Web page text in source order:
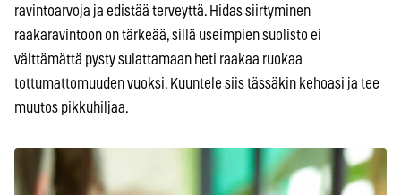
ravintoarvoja ja edistää terveyttä. Hidas siirtyminen
raakaravintoon on tärkeää, sillä useimpien suolisto ei
välttämättä pysty sulattamaan heti raakaa ruokaa
tottumattomuuden vuoksi. Kuuntele siis tässäkin kehoasi ja tee
muutos pikkuhiljaa.